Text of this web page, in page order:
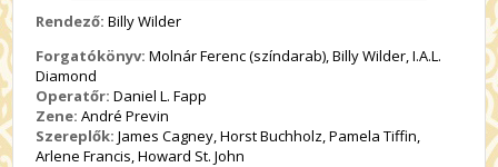
Rendező: Billy Wilder
Forgatókönyv: Molnár Ferenc (színdarab), Billy Wilder, I.A.L.
Diamond
Operatőr: Daniel L. Fapp
Zene: André Previn
Szereplők: James Cagney, Horst Buchholz, Pamela Tiffin,
Arlene Francis, Howard St. John